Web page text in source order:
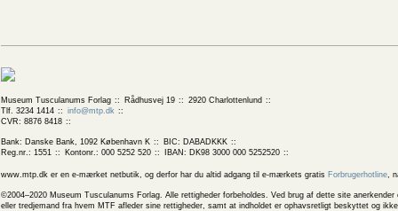
Museum Tusculanums Forlag Rådhusvej 19
2920 Charlottenlund
Tlf. 3234 1414
info@mtp.dk
CVR: 8876 8418
Bank: Danske Bank, 1092 København K
BIC: DABADKKK
Reg.nr.: 1551
Kontonr.: 000 5252 520 IBAN: DK98 3000 000 5252520
www.mtp.dk er en e-mærket netbutik, og derfor har du altid adgang til e-mærkets gratis Forbrugerhotline,
©2004–2020 Museum Tusculanums Forlag. Alle rettigheder forbeholdes. Ved brug af dette site
eller tredjemand fra hvem MTF afleder sine rettigheder, samt at indholdet er ophavsretligt beskyttet og